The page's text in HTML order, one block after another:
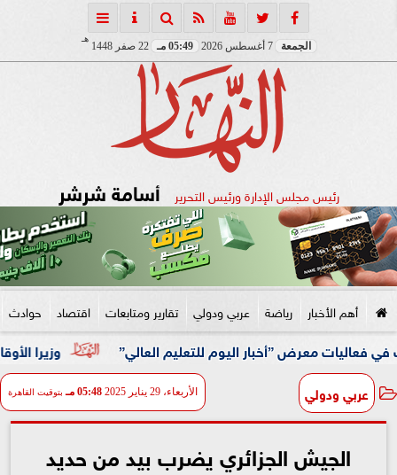
الجمعة 7 أغسطس 2026 05:49 مـ 22 صفر 1448
هـ
رئيس مجلس الإدارة ورئيس التحرير أسامة شرشر
أهم الأخبار رياضة عربي ودولي تقارير ومتابعات اقتصاد حوادث
وزيرا الأوقاف ”أخبار اليوم للتعليم العالي”
عربي ودولي الأربعاء، 29 يناير 2025 05:48 مـ بتوقيت القاهرة
الجيش الجزائري يضرب بيد من حديد